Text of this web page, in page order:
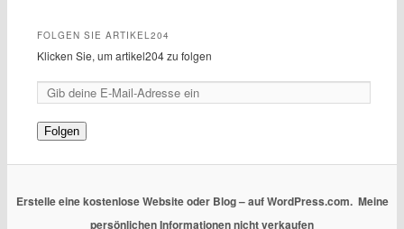
FOLGEN SIE ARTIKEL204
Klicken Sie, um artikel204 zu folgen
Folgen
Erstelle eine kostenlose Website oder Blog – auf WordPress.com. Meine
persönlichen Informationen nicht verkaufen